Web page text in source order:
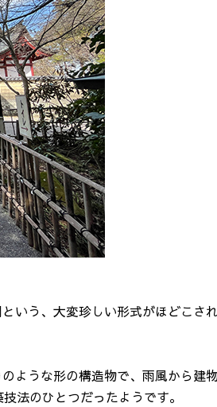
いう、大変珍しい形式がほどこさ
のような形の構造物で、雨風から建
法のひとつだったようです。